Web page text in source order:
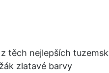
těch nejlepších
zlatavé barvy